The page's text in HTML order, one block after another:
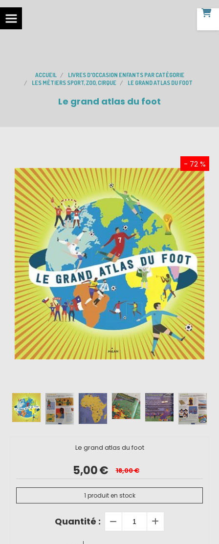
ACCUEIL
LIVRES D'OCCASION ENFANTS PAR CATÉGORIE
LES MÉTIERS SPORT, ZOO, CIRQUE
LE GRAND ATLAS DU FOOT
Le grand atlas du foot
- 72 %
Le grand atlas du foot
5,00€ 18,00€
1 produit en stock
Quantité :